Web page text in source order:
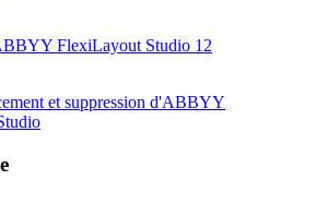
FlexiLayout Studio 12
et suppression d'ABBYY